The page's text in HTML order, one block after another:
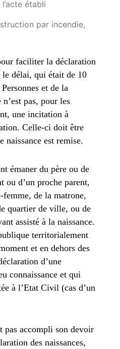
établi
par incendie,
faciliter la déclaration
le délai, qui était de 10
et de la
pas, pour les
une incitation à
Celle-ci doit être
naissance est remise.
émaner du père ou de
ou d’un proche parent,
femme, de la matrone,
quartier de ville, ou de
assisté à la naissance.
territorialement
et en dehors des
d’une
connaissance et qui
à l’Etat Civil (cas d’un
pas accompli son devoir
des naissances,